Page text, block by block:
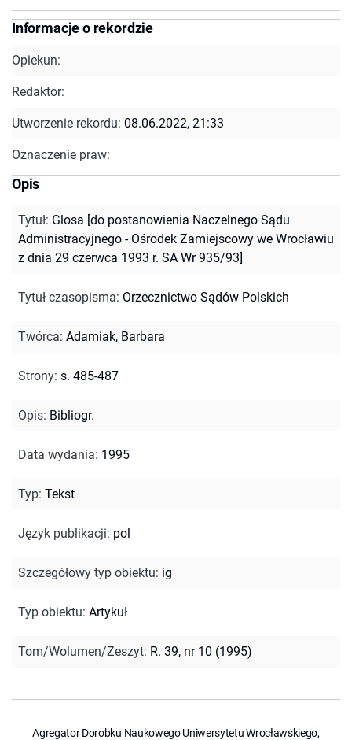
Informacje o rekordzie
Opiekun:
Redaktor:
Utworzenie rekordu: 08.06.2022, 21:33
Oznaczenie praw:
Opis
Tytuł: Glosa [do postanowienia Naczelnego Sądu
Administracyjnego - Ośrodek Zamiejscowy we Wrocławiu
z dnia 29 czerwca 1993 r. SA Wr 935/93]
Tytuł czasopisma: Orzecznictwo Sądów Polskich
Twórca: Adamiak, Barbara
Strony: s. 485-487
Opis: Bibliogr.
Data wydania: 1995
Typ: Tekst
Język publikacji: pol
Szczegółowy typ obiektu: ig
Typ obiektu: Artykuł
Tom/Wolumen/Zeszyt: R. 39, nr 10 (1995)
Agregator Dorobku Naukowego Uniwersytetu Wrocławskiego,